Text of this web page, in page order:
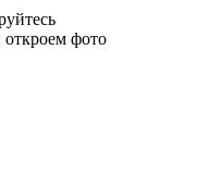
фото